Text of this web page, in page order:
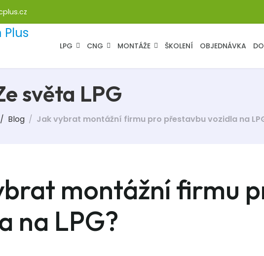
LPG CNG MONTÁŽE ŠKOLENÍ OBJEDNÁVKA
světa LPG
Blog Jak vybrat montážní firmu pro přestavbu vozidla na
montážní firmu
na LPG?